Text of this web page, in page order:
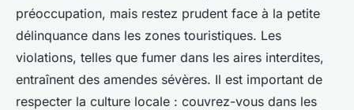
préoccupation, mais restez prudent face à la petite
délinquance dans les zones touristiques. Les
violations, telles que fumer dans les aires interdites,
entraînent des amendes sévères. Il est important de
respecter la culture locale : couvrez-vous dans les